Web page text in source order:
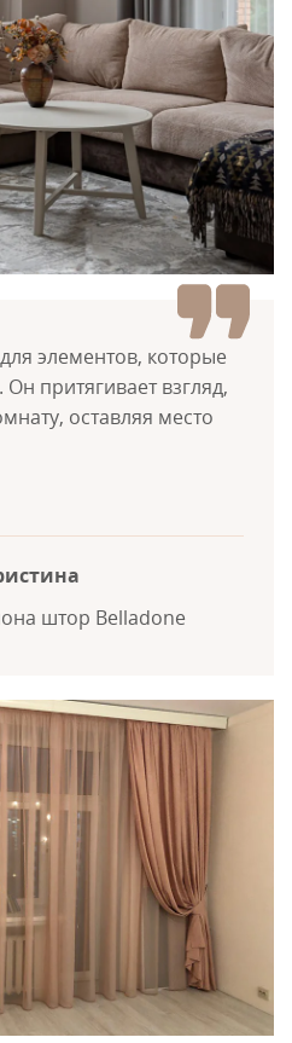
штор Belladone
элементов, которые
притягивает взгляд,
оставляя место